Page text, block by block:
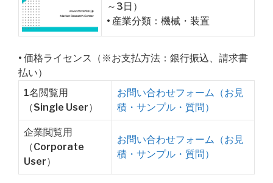
～3日）
• 産業分類：機械・装置
• 価格ライセンス（※お支払方法：銀行振込、請求書
払い）
1名閲覧用
（Single User）
お問い合わせフォーム（お見
積・サンプル・質問）
企業閲覧用
（Corporate
User）
お問い合わせフォーム（お見
積・サンプル・質問）